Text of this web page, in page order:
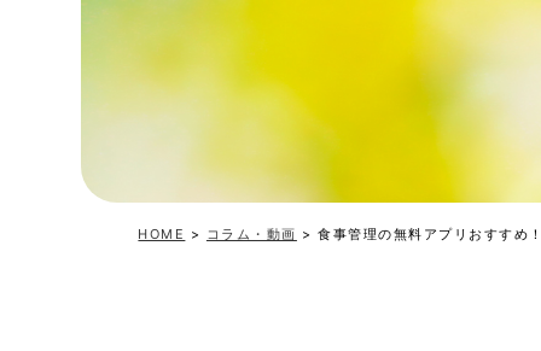
HOME > コラム・動画 >食事管理の無料アプリおすすめ